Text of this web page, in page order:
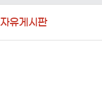
자유게시판